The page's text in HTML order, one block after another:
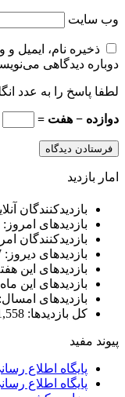
وب‌ سایت
ذخیره نام، ایمیل
دوباره دیدگاهی
لطفا پاسخ را به عدد
دوازده − هفت =
امار بازدید
بازدیدکنندگان
بازدیدهای امروز:
بازدیدکنندگان
بازدیدهای دیروز:
بازدیدهای این
بازدیدهای این
بازدیدهای امسال:
کل بازدیدها:
پیوند مفید
پایگاه اطلاع
پایگاه اطلاع